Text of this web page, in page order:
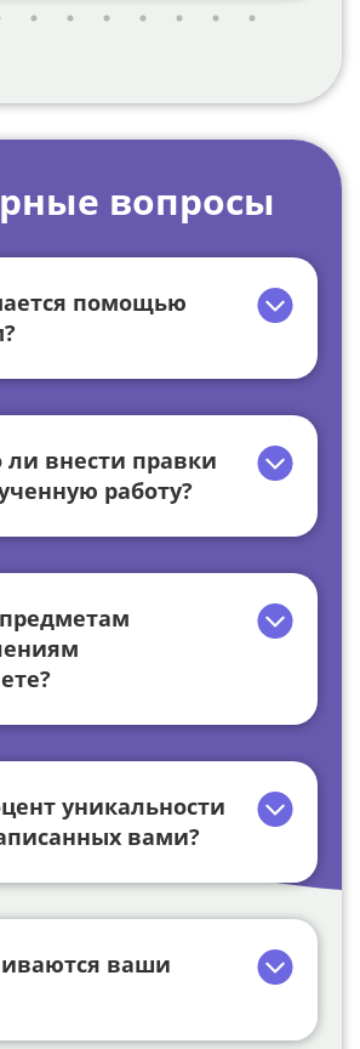
вопросы
помощью
внести правки
работу?
уникальности
вами?
ваши